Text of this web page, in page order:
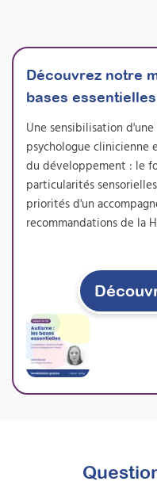
bilans
précision
vos passations
permet de
nouvelle
demandée par
tout en
pratique
Prochaine session
Durée
À
Découvrez notre
bases essentielles
Une sensibilisation
psychologue clinicienne
du développement : le
particularités
priorités d'un
recommandations de la